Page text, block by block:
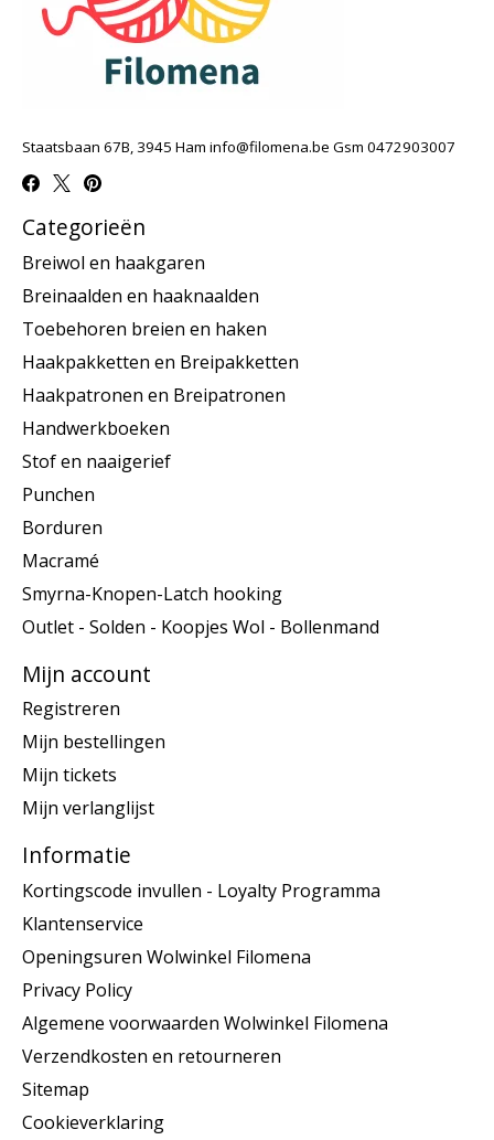
Staatsbaan 67B, 3945 Ham info@filomena.be Gsm 0472903007
Categorieën
Breiwol en haakgaren
Breinaalden en haaknaalden
Toebehoren breien en haken
Haakpakketten en Breipakketten
Haakpatronen en Breipatronen
Handwerkboeken
Stof en naaigerief
Punchen
Borduren
Macramé
Smyrna-Knopen-Latch hooking
Outlet - Solden - Koopjes Wol - Bollenmand
Mijn account
Registreren
Mijn bestellingen
Mijn tickets
Mijn verlanglijst
Informatie
Kortingscode invullen - Loyalty Programma
Klantenservice
Openingsuren Wolwinkel Filomena
Privacy Policy
Algemene voorwaarden Wolwinkel Filomena
Verzendkosten en retourneren
Sitemap
Cookieverklaring